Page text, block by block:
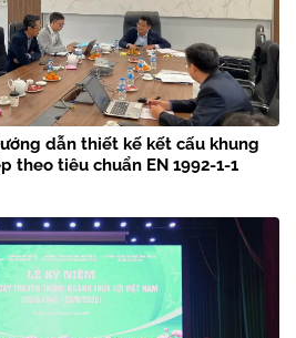
dẫn thiết kế kết cấu khung
theo tiêu chuẩn EN 1992-1-1